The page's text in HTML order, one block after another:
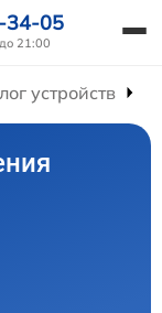
34-05
21:00
устройств